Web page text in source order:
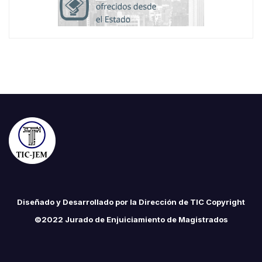
Diseñado y Desarrollado por la Dirección de TIC Copyright
©2022 Jurado de Enjuiciamiento de Magistrados